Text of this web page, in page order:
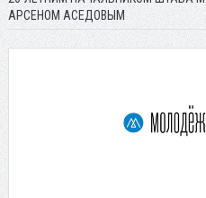
АРСЕНОМ АСЕДОВЫМ